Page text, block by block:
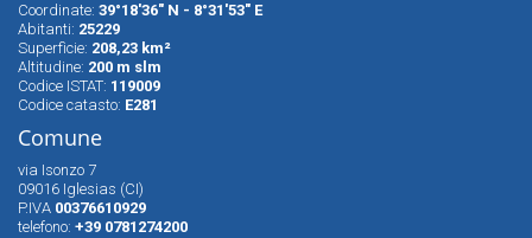
Coordinate: 39°18'36" N - 8°31'53" E
Abitanti: 25229
Superfìcie: 208,23 km²
Altitudine: 200 m slm
Codice ISTAT: 119009
Codice catasto: E281
Comune
via Isonzo 7
09016 Iglesias (CI)
P.IVA 00376610929
telefono: +39 0781274200